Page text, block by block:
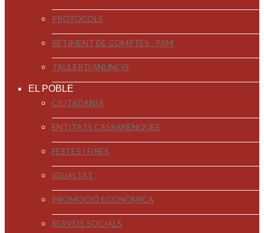
PROTOCOLS
RETIMENT DE COMPTES - PAM
TAULER D'ANUNCIS
EL POBLE
CIUTADANIA
ENTITATS CASSANENQUES
FESTES I FIRES
IGUALTAT
PROMOCIÓ ECONÒMICA
SERVEIS SOCIALS